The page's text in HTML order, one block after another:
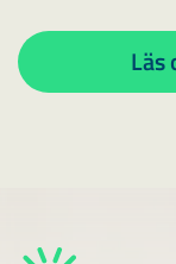
Läs